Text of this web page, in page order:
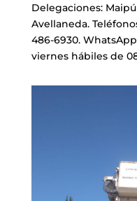
Delegaciones:
Avellaneda.
486-6930.
viernes hábiles de 08